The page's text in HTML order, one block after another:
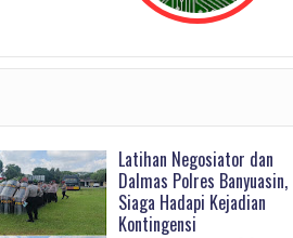
Latihan Negosiator dan
Dalmas Polres Banyuasin,
Siaga Hadapi Kejadian
Kontingensi